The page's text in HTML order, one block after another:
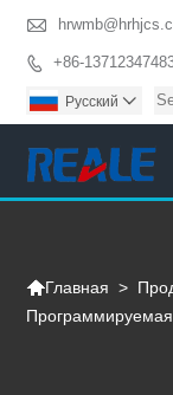

 +86-
Pусский 
Главная >